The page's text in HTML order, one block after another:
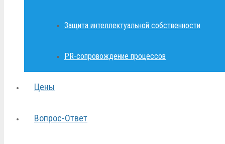
Защита интеллектуальной собственности
PR-сопровождение процессов
Цены
Вопрос-Ответ